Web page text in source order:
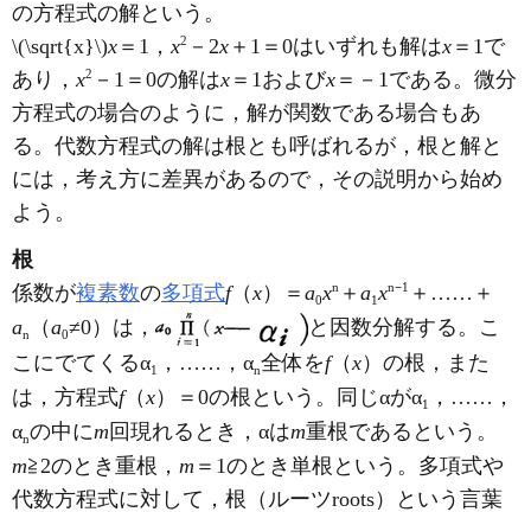
の方程式の解という。
\(\sqrt{x}\)x ＝1，x2 －2x ＋1＝0はいずれも解はx ＝1で
あり，x2 －1＝0の解はx ＝1およびx ＝－1である。微分
方程式の場合のように，解が関数である場合もあ
る。代数方程式の解は根とも呼ばれるが，根と解と
には，考え方に差異があるので，その説明から始め
よう。
根
係数が複素数の多項式f（x）＝ a0xn ＋ a1xn⁻1 ＋……＋
an （a0≠0）は，
と因数分解する。こ
こにでてくるα1 ，……，αn全体をf（x）の根，また
は，方程式f（x）＝0の根という。同じαがα1
，……，
αnの中にm 回現れるとき，αはm重根であるという。
m≧2のとき重根， m ＝1のとき単根という。多項式や
代数方程式に対して，根（ルーツroots）という言葉